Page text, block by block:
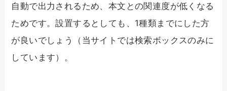
自動で出力されるため、本文との関連度が低くなる
ためです。設置するとしても、1種類までにした方
が良いでしょう（当サイトでは検索ボックスのみに
しています）。